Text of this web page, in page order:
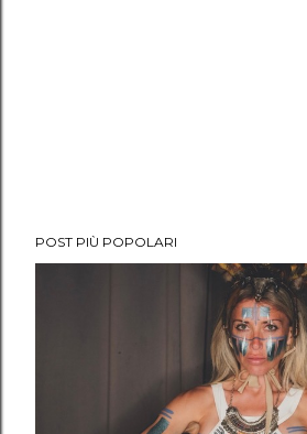
POST PIÙ POPOLARI